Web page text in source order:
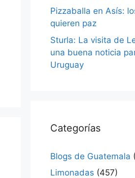
Pizzaballa en Asís:
quieren paz
Sturla: La visita de
una buena noticia
Uruguay
Categorías
Blogs de Guatemala
Limonadas (457)